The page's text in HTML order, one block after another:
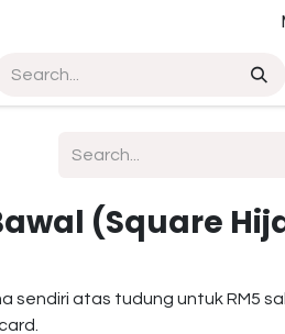
(Square
sendiri atas tudung untuk RM5